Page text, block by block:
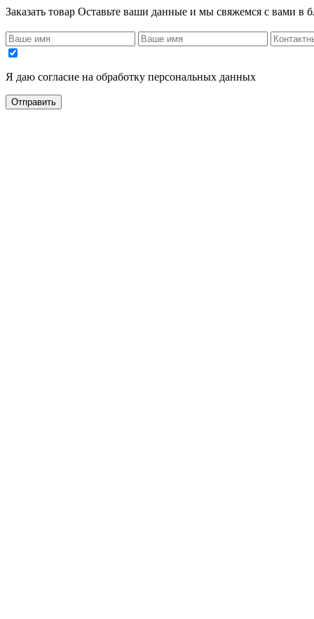
Заказать товар Оставьте ваши данные и мы свяжемся с вами в
Я даю согласие на обработку персональных данных
Отправить